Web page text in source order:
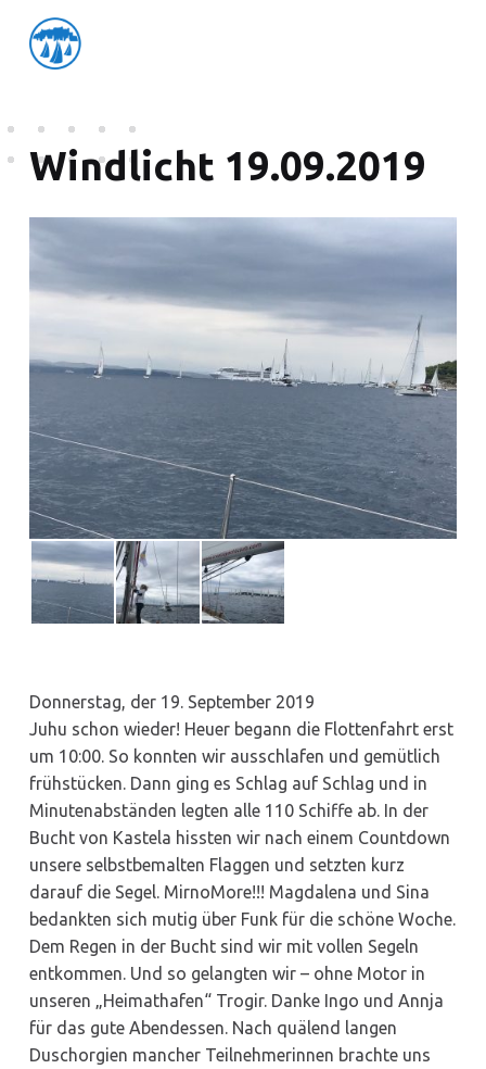
friedensflotte salzburg
Friedensflotte Salzburg
Windlicht 19.09.2019
Donnerstag, der 19. September 2019
Juhu schon wieder! Heuer begann die Flottenfahrt erst
um 10:00. So konnten wir ausschlafen und gemütlich
frühstücken. Dann ging es Schlag auf Schlag und in
Minutenabständen legten alle 110 Schiffe ab. In der
Bucht von Kastela hissten wir nach einem Countdown
unsere selbstbemalten Flaggen und setzten kurz
darauf die Segel. MirnoMore!!! Magdalena und Sina
bedankten sich mutig über Funk für die schöne Woche.
Dem Regen in der Bucht sind wir mit vollen Segeln
entkommen. Und so gelangten wir – ohne Motor in
unseren „Heimathafen“ Trogir. Danke Ingo und Annja
für das gute Abendessen. Nach quälend langen
Duschorgien mancher Teilnehmerinnen brachte uns